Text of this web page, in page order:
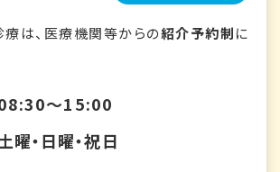
療は、医療機関等からの紹介予約制に
～15:00
曜・日曜・祝日